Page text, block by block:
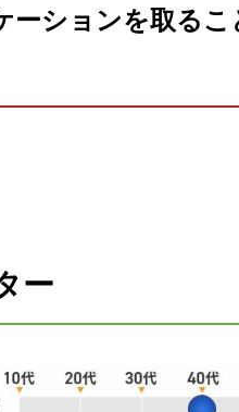
ーションを取る
ー